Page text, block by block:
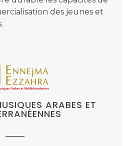
des jeunes et
ARABES ET